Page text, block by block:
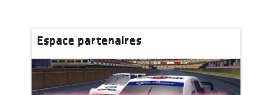
Espace partenaires